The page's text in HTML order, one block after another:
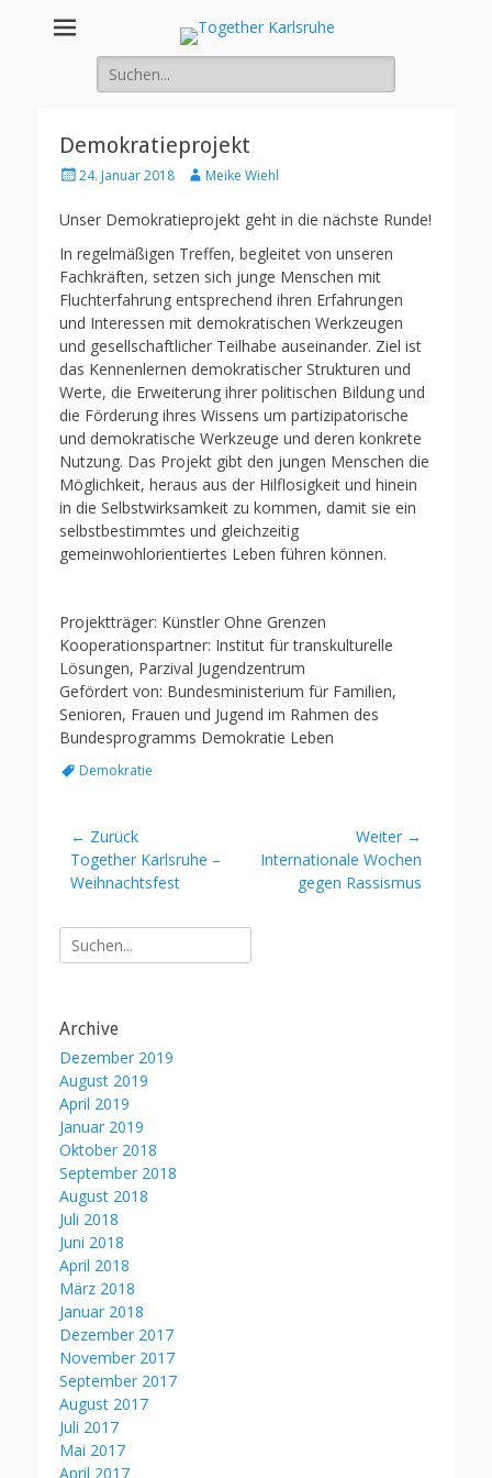
Together
Integration von jungen Menschen mit Fluchterfahrung und
Suche
nach:
Demokratieprojekt
Posted24. Januar 2018 AuthorMeike Wiehl
Unser Demokratieprojekt geht in die nächste Runde!
In regelmäßigen Treffen, begleitet von unseren
Fachkräften, setzen sich junge Menschen mit
Fluchterfahrung entsprechend ihren Erfahrungen
und Interessen mit demokratischen Werkzeugen
und gesellschaftlicher Teilhabe auseinander. Ziel ist
das Kennenlernen demokratischer Strukturen und
Werte, die Erweiterung ihrer politischen Bildung und
die Förderung ihres Wissens um partizipatorische
und demokratische Werkzeuge und deren konkrete
Nutzung. Das Projekt gibt den jungen Menschen die
Möglichkeit, heraus aus der Hilflosigkeit und hinein
in die Selbstwirksamkeit zu kommen, damit sie ein
selbstbestimmtes und gleichzeitig
gemeinwohlorientiertes Leben führen können.
Projektträger: Künstler Ohne Grenzen
Kooperationspartner: Institut für transkulturelle
Lösungen, Parzival Jugendzentrum
Gefördert von: Bundesministerium für Familien,
Senioren, Frauen und Jugend im Rahmen des
Bundesprogramms Demokratie Leben
Schlagworte
Demokratie
Beitragsnavigation
← Zurück
Vorheriger
Beitrag:
Together Karlsruhe –
Weihnachtsfest
Weiter →
Nächster
Beitrag:
Internationale Wochen
gegen Rassismus
Suche
nach:
Archive
Dezember 2019
August 2019
April 2019
Januar 2019
Oktober 2018
September 2018
August 2018
Juli 2018
Juni 2018
April 2018
März 2018
Januar 2018
Dezember 2017
November 2017
September 2017
August 2017
Juli 2017
Mai 2017
April 2017